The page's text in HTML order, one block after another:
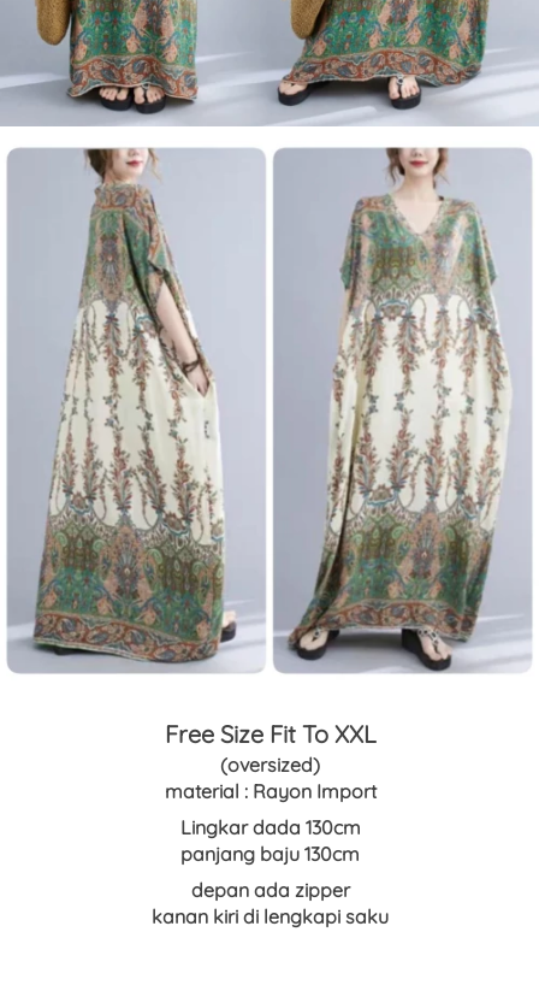
Free Size Fit To XXL
(oversized)
material : Rayon Import
Lingkar dada 130cm
panjang baju 130cm
depan ada zipper
kanan kiri di lengkapi saku